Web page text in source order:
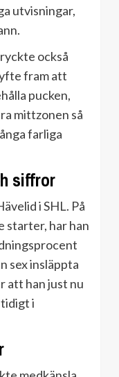
utvisningar,
också
fram att
pucken,
mittzonen så
farliga
siffror
i SHL. På
starter, har han
sex insläppta
att han just nu
i